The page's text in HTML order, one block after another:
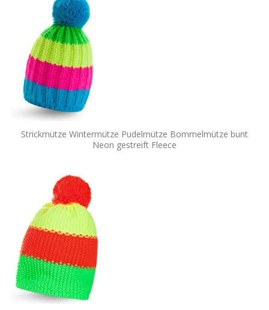
Strickmütze Wintermütze Pudelmütze Bommelmütze bunt
Neon gestreift Fleece